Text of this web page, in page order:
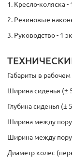
1. Кресло-коляска -
2. Резиновые
3. Руководство - 1
Габариты в
Ширина сиденья (±
Глубина сиденья (±
Ширина между
Ширина между
Диаметр колес